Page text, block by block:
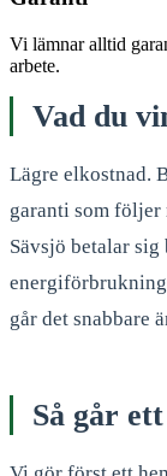
Vi lämnar alltid
arbete.
Vad du
Lägre elkostnad.
garanti som följer
Sävsjö betalar
går det snabbare
Så går